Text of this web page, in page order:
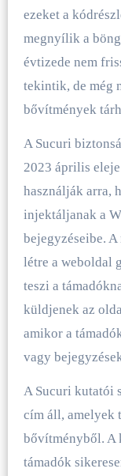
ezeket a
megnyílik a
évtizede nem
tekintik, de még
bővítmények
A Sucuri
2023 április
használják arra,
injektáljanak a
bejegyzéseibe.
létre a weboldal
teszi a
küldjenek az
amikor a
vagy
A Sucuri kutatói
cím áll, amelyek
bővítményből. A
támadók